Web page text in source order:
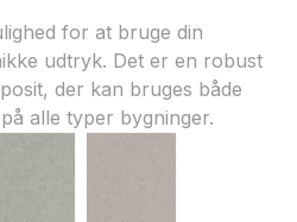
for at bruge din
udtryk. Det er en robust
der kan bruges både
alle typer bygninger.